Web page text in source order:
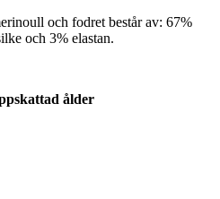
och fodret består av: 67%
och 3% elastan.
ålder